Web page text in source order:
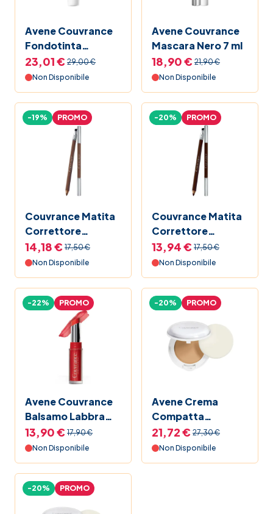
Avene Couvrance
Fondotinta
Correttore Fluido
5.0 Dorato 30ml
23,01 € 29,00 €
Non Disponibile
Avene Couvrance
Mascara Nero 7 ml
18,90 € 21,90 €
Non Disponibile
Couvrance Matita
Correttore
Sopracciglia 01
Biondo
-19% PROMO
14,18 € 17,50 €
Non Disponibile
Couvrance Matita
Correttore
Sopracciglia 02
Bruno
-20% PROMO
13,94 € 17,50 €
Non Disponibile
Avene Couvrance
Balsamo Labbra
Rosso
-22% PROMO
13,90 € 17,90 €
Non Disponibile
Avene Crema
Compatta
Colorata Oil Free
Miele
-20% PROMO
21,72 € 27,30 €
Non Disponibile
-20% PROMO